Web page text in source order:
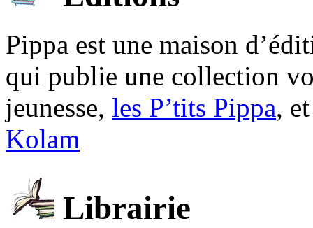
Pippa est une maison
qui publie une collection
jeunesse, les P’tits Pippa,
Kolam
Librairie